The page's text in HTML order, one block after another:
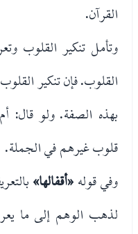
القرآن.
وتأمل تنكير القلوب
القلوب. فإن تنكير
بهذه الصفة. ولو قال:
قلوب غيرهم في الجملة.
وفي قوله«أقفالها»
لذهب الوهم إلى ما